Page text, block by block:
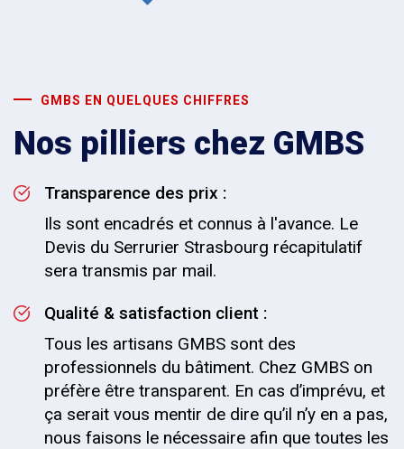
GMBS EN QUELQUES CHIFFRES
Nos pilliers chez GMBS
Transparence des prix :
Ils sont encadrés et connus à l'avance. Le
Devis du Serrurier Strasbourg récapitulatif
sera transmis par mail.
Qualité & satisfaction client :
Tous les artisans GMBS sont des
professionnels du bâtiment. Chez GMBS on
préfère être transparent. En cas d’imprévu, et
ça serait vous mentir de dire qu’il n’y en a pas,
nous faisons le nécessaire afin que toutes les